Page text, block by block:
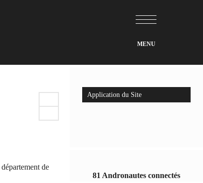
de
Application du Site
81 Andronautes connectés